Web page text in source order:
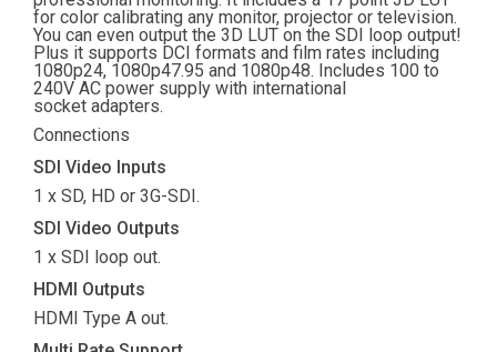
for color calibrating any monitor, projector or television.
You can even output the 3D LUT on the SDI loop output!
Plus it supports DCI formats and film rates including
1080p24, 1080p47.95 and 1080p48. Includes 100 to
240V AC power supply with international
socket adapters.
Connections
SDI Video Inputs
1 x SD, HD or 3G-SDI.
SDI Video Outputs
1 x SDI loop out.
HDMI Outputs
HDMI Type A out.